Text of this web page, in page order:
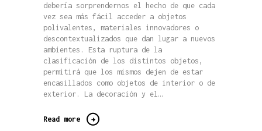
debería sorprendernos el hecho de que cada
vez sea más fácil acceder a objetos
polivalentes, materiales innovadores o
descontextualizados que dan lugar a nuevos
ambientes. Esta ruptura de la
clasificación de los distintos objetos,
permitirá que los mismos dejen de estar
encasillados como objetos de interior o de
exterior. La decoración y el…
Read more